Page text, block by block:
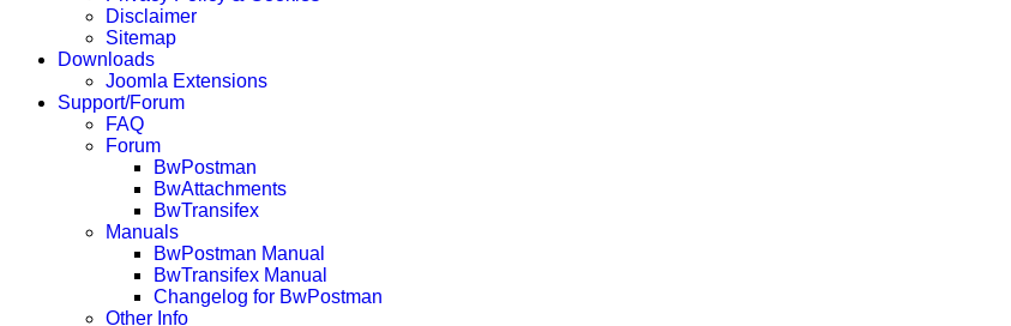
Disclaimer
Sitemap
Downloads
Joomla Extensions
Support/Forum
FAQ
Forum
BwPostman
BwAttachments
BwTransifex
Manuals
BwPostman Manual
BwTransifex Manual
Changelog for BwPostman
Other Info